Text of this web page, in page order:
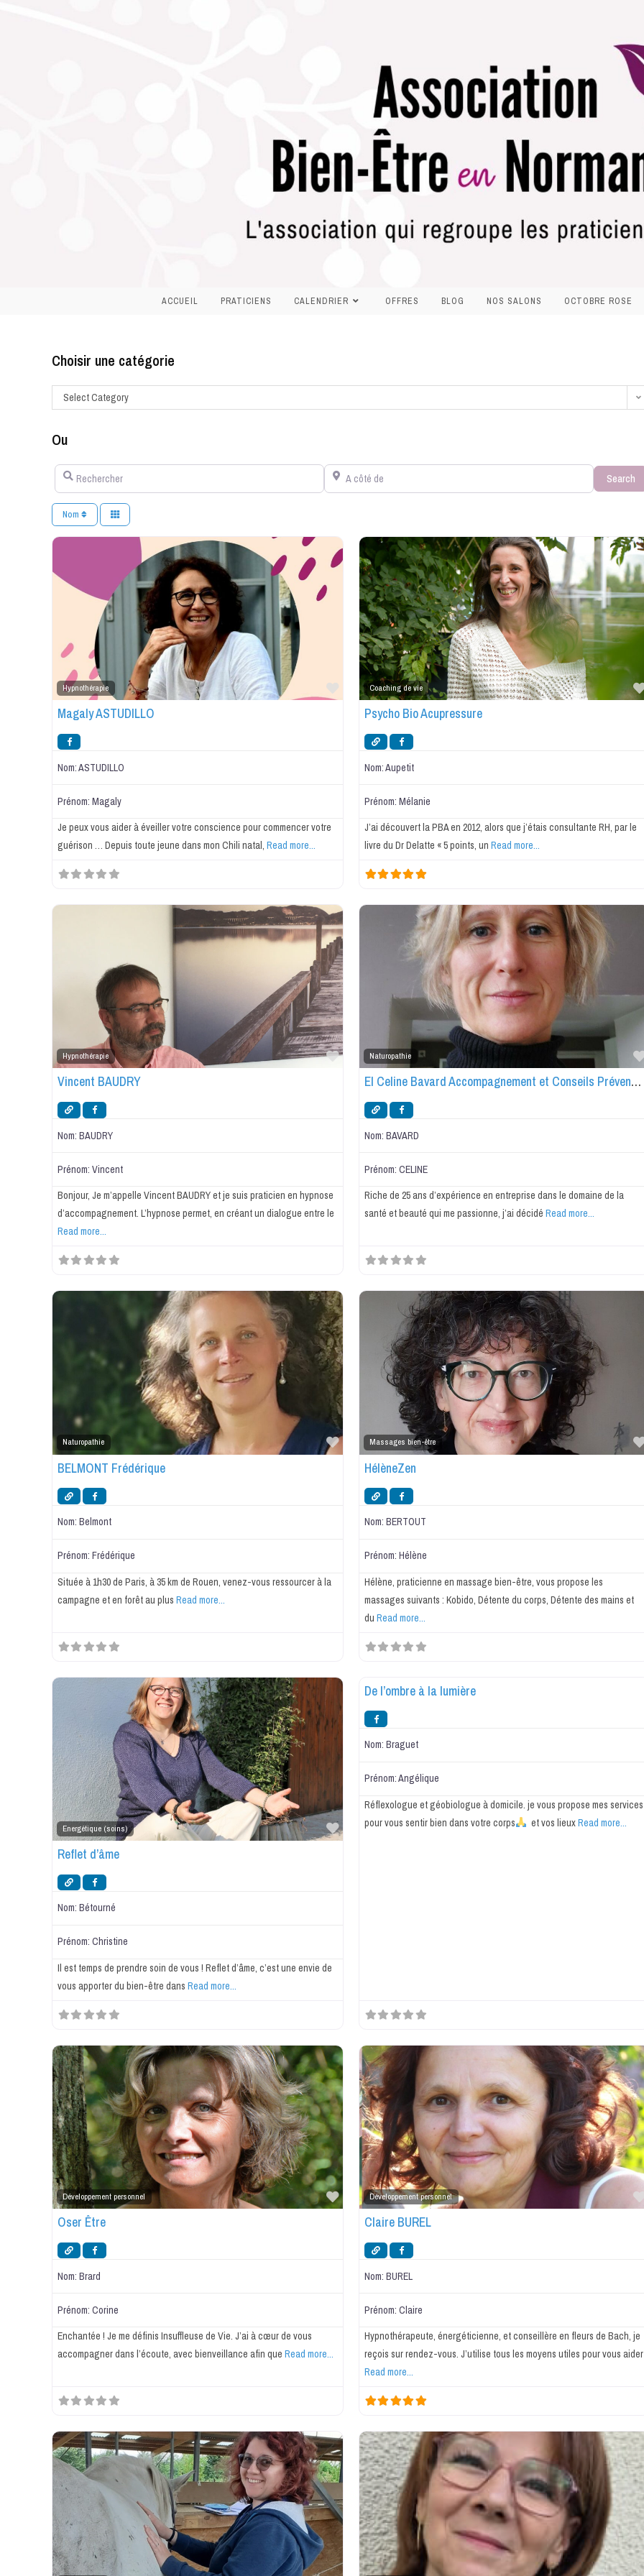
ACCUEIL PRATICIENS CALENDRIER OFFRES BLOG NOS SALONS OCTOBRE ROSE
Choisir une catégorie
Select Category
Ou
Rechercher A côté de Search
Nom
Hypnothérapie
Favorite
Magaly ASTUDILLO
Nom:ASTUDILLO
Prénom: Magaly
Je peux vous aider à éveiller votre conscience pour commencer votre
guérison … Depuis toute jeune dans mon Chili natal, Read more...
Coaching de vie
Psycho Bio Acupressure
Nom:Aupetit
Prénom: Mélanie
J’ai découvert la PBA en 2012, alors que j’étais consultante RH, par le
livre du Dr Delatte « 5 points, un Read more...
Hypnothérapie
Favorite
Vincent BAUDRY
Nom: BAUDRY
Prénom: Vincent
Bonjour, Je m’appelle Vincent BAUDRY et je suis praticien en hypnose
d’accompagnement. L’hypnose permet, en créant un dialogue entre le
Read more...
Naturopathie
EI Celine Bavard Accompagnement et Conseils Prévention-Santé
Nom: BAVARD
Prénom: CELINE
Riche de 25 ans d’expérience en entreprise dans le domaine de la
santé et beauté qui me passionne, j’ai décidé Read more...
Naturopathie
Favorite
BELMONT Frédérique
Nom: Belmont
Prénom: Frédérique
Située à 1h30 de Paris, à 35 km de Rouen, venez-vous ressourcer à la
campagne et en forêt au plus Read more...
Massages bien-être
HélèneZen
Nom: BERTOUT
Prénom: Hélène
Hélène, praticienne en massage bien-être, vous propose les
massages suivants : Kobido, Détente du corps, Détente des mains et
du Read more...
Energétique (soins)
Favorite
Reflet d’âme
Nom: Bétourné
Prénom: Christine
Il est temps de prendre soin de vous ! Reflet d’âme, c’est une envie de
vous apporter du bien-être dans Read more...
De l’ombre à la lumière
Nom: Braguet
Prénom:Angélique
Réflexologue et géobiologue à domicile. je vous propose mes services
pour vous sentir bien dans votre corps
et vos lieuxRead more...
Développement personnel
Favorite
Oser Être
Nom: Brard
Prénom: Corine
Enchantée ! Je me définis Insuffleuse de Vie. J’ai à cœur de vous
accompagner dans l’écoute, avec bienveillance afin que Read more...
Développement personnel
Claire BUREL
Nom: BUREL
Prénom: Claire
Hypnothérapeute, énergéticienne, et conseillère en fleurs de Bach, je
reçois sur rendez-vous. J’utilise tous les moyens utiles pour vous aider
Read more...